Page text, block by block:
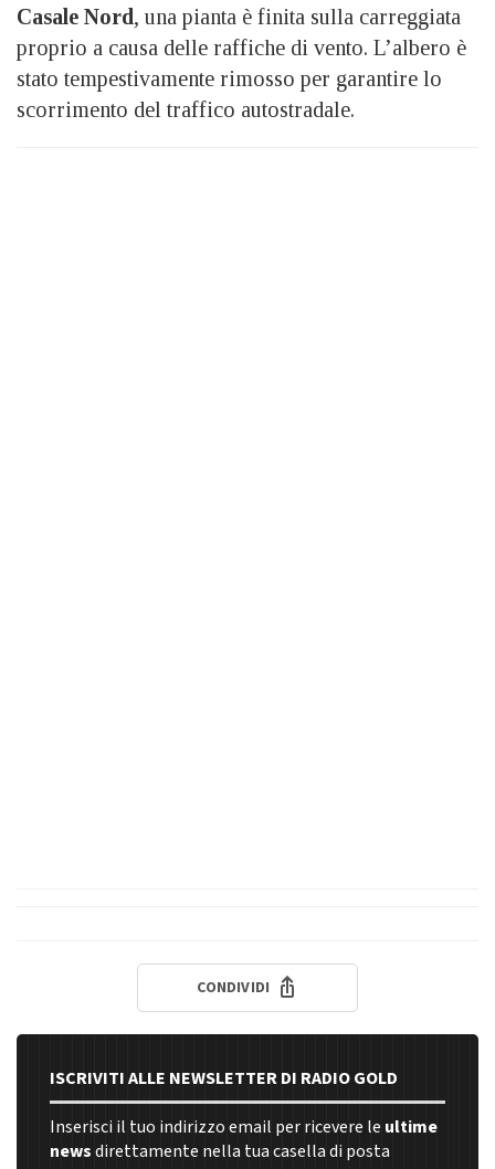
Casale Nord, una pianta è finita sulla carreggiata
proprio a causa delle raffiche di vento. L’albero è
stato tempestivamente rimosso per garantire lo
scorrimento del traffico autostradale.
CONDIVIDI
ISCRIVITI ALLE NEWSLETTER DI RADIO GOLD
Inserisci il tuo indirizzo email per ricevere le ultime
newsdirettamente nella tua casella di posta